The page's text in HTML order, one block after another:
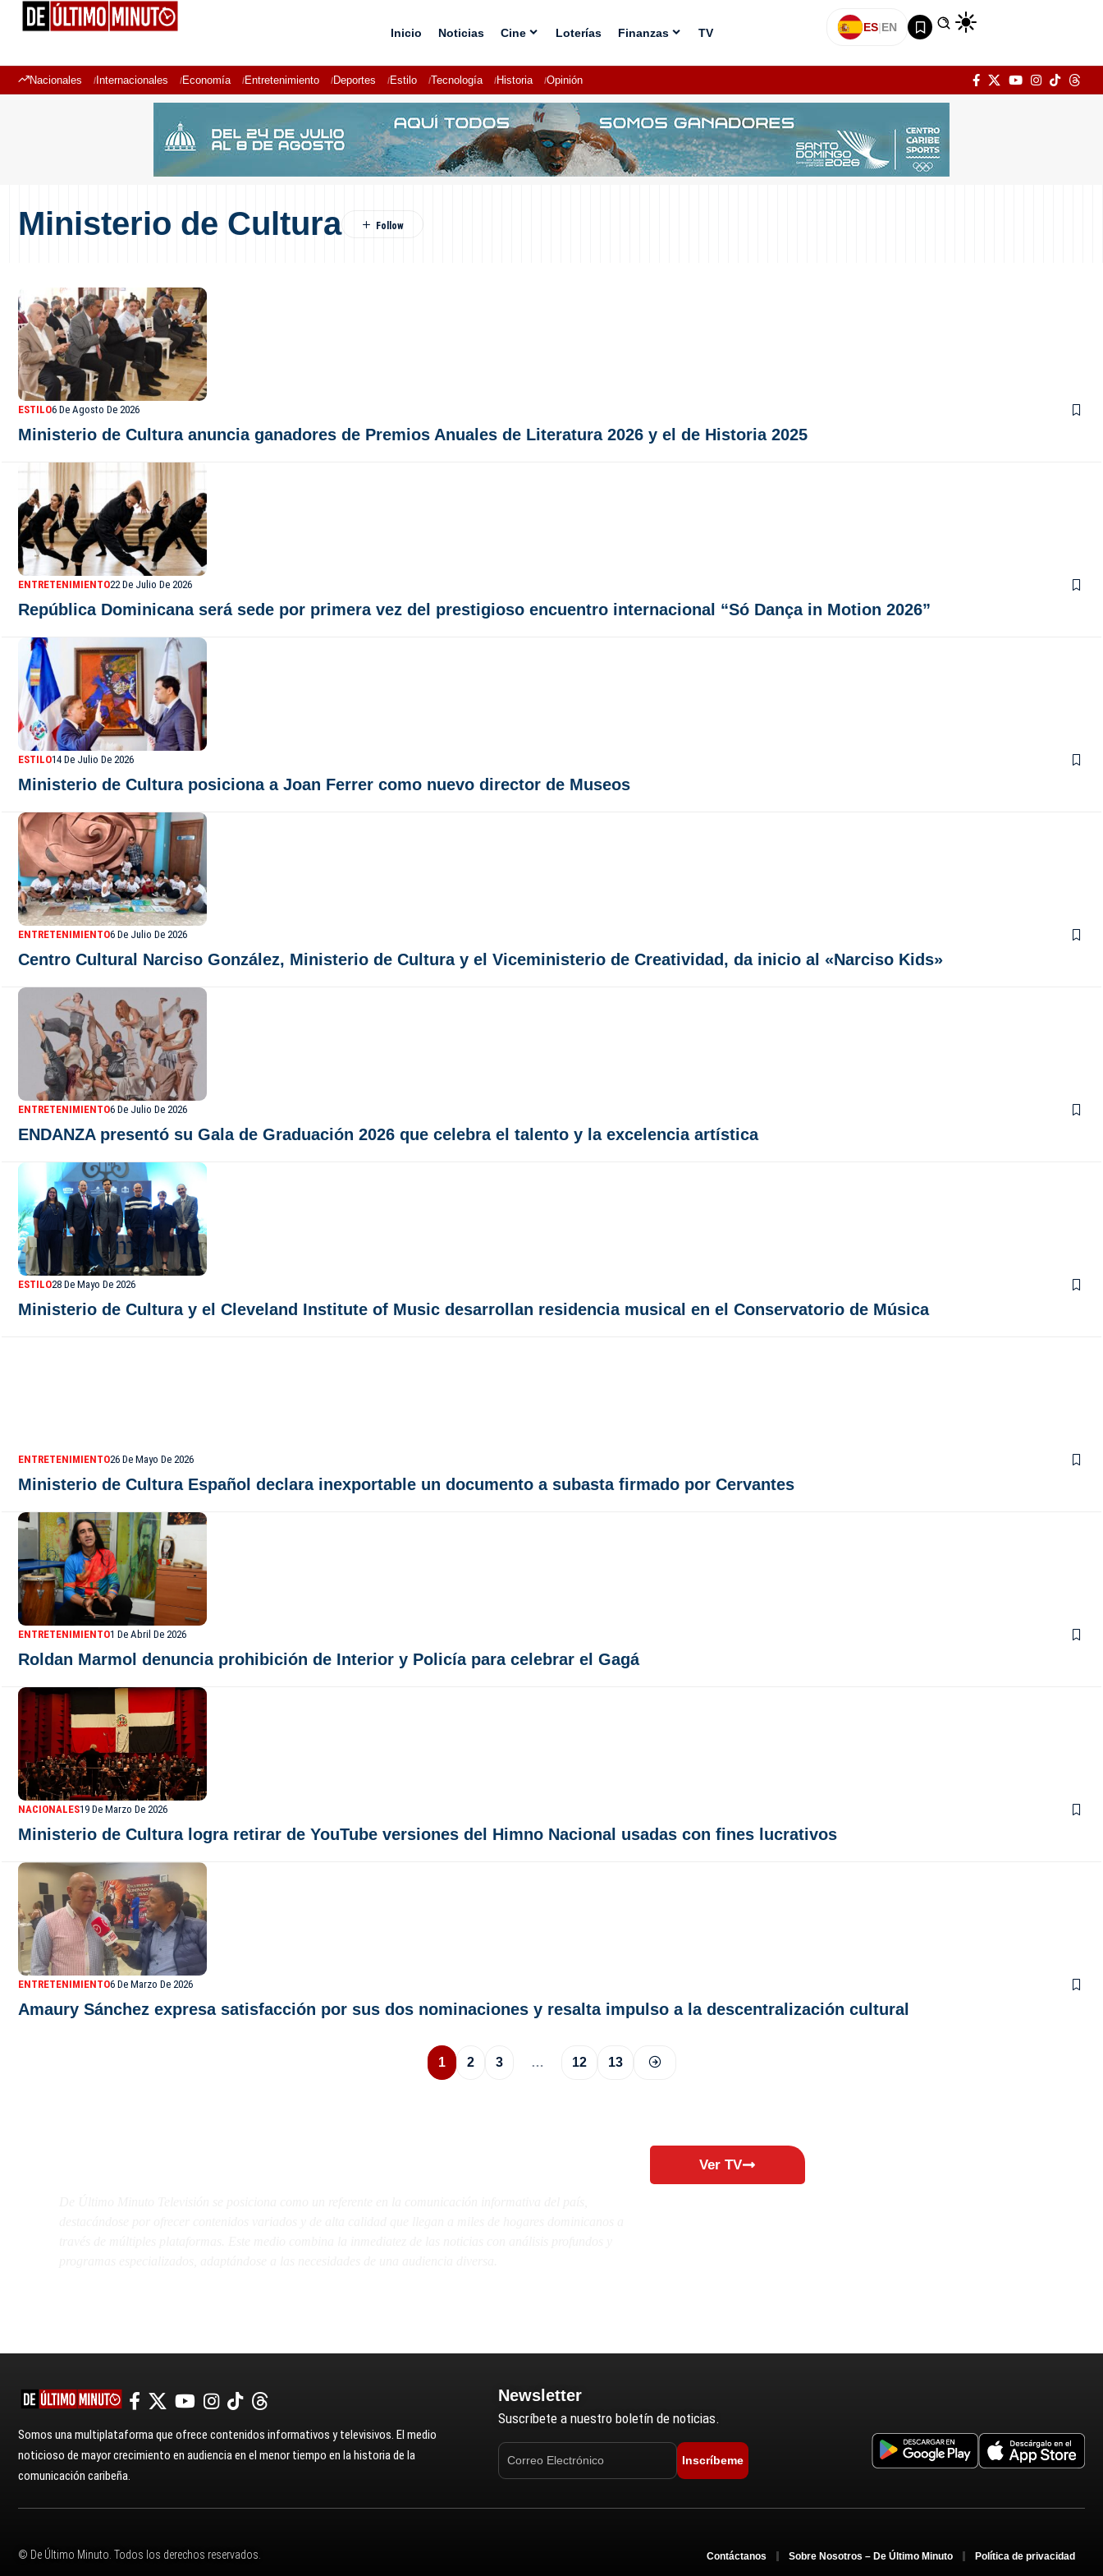
Inicio Noticias Cine Loterías Finanzas TV ES|EN
Nacionales Internacionales Economía Entretenimiento Deportes Estilo Tecnología Historia Opinión
Ministerio de Cultura
ESTILO6 De Agosto De 2026
Ministerio de Cultura anuncia ganadores de Premios Anuales de Literatura 2026 y el de Historia 2025
ENTRETENIMIENTO22 De Julio De 2026
República Dominicana será sede por primera vez del prestigioso encuentro internacional “Só Dança in Motion 2026”
ESTILO14 De Julio De 2026
Ministerio de Cultura posiciona a Joan Ferrer como nuevo director de Museos
ENTRETENIMIENTO6 De Julio De 2026
Centro Cultural Narciso González, Ministerio de Cultura y el Viceministerio de Creatividad, da inicio al «Narciso Kids»
ENTRETENIMIENTO6 De Julio De 2026
ENDANZA presentó su Gala de Graduación 2026 que celebra el talento y la excelencia artística
ESTILO28 De Mayo De 2026
Ministerio de Cultura y el Cleveland Institute of Music desarrollan residencia musical en el Conservatorio de Música
ENTRETENIMIENTO26 De Mayo De 2026
Ministerio de Cultura Español declara inexportable un documento a subasta firmado por Cervantes
ENTRETENIMIENTO1 De Abril De 2026
Roldan Marmol denuncia prohibición de Interior y Policía para celebrar el Gagá
NACIONALES19 De Marzo De 2026
Ministerio de Cultura logra retirar de YouTube versiones del Himno Nacional usadas con fines lucrativos
ENTRETENIMIENTO6 De Marzo De 2026
Amaury Sánchez expresa satisfacción por sus dos nominaciones y resalta impulso a la descentralización cultural
1 2 3 … 12 13
Ver TV
Somos una multiplataforma que ofrece contenidos informativos y televisivos. El medio
noticioso de mayor crecimiento en audiencia en el menor tiempo en la historia de la
comunicación caribeña.
Newsletter
Suscríbete a nuestro boletín de noticias.
Inscríbeme
© De Último Minuto. Todos los derechos reservados. Contáctanos Sobre Nosotros – De Último Minuto Política de privacidad